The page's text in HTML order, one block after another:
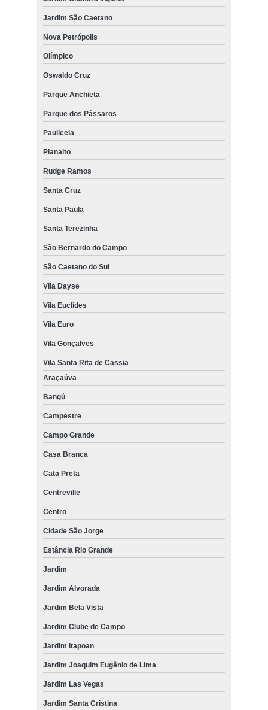
Jardim São Caetano
Nova Petrópolis
Olímpico
Oswaldo Cruz
Parque Anchieta
Parque dos Pássaros
Pauliceia
Planalto
Rudge Ramos
Santa Cruz
Santa Paula
Santa Terezinha
São Bernardo do Campo
São Caetano do Sul
Vila Dayse
Vila Euclides
Vila Euro
Vila Gonçalves
Vila Santa Rita de Cassia
Araçaúva
Bangú
Campestre
Campo Grande
Casa Branca
Cata Preta
Centreville
Centro
Cidade São Jorge
Estância Rio Grande
Jardim
Jardim Alvorada
Jardim Bela Vista
Jardim Clube de Campo
Jardim Itapoan
Jardim Joaquim Eugênio de Lima
Jardim Las Vegas
Jardim Santa Cristina